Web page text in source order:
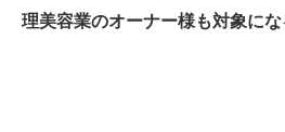
理美容業のオーナー様も対象にな